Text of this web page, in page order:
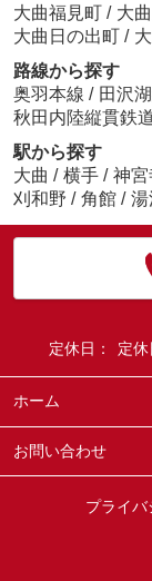
大曲福見町 / 大
大曲日の出町 /
路線から探す
奥羽本線 / 田沢
秋田内陸縦貫鉄
駅から探す
大曲 / 横手 / 神宮
刈和野 / 角館 / 湯
定休日：
定
ホーム
お問い合わせ
プライバ